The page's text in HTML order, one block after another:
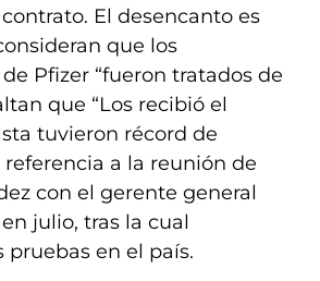
El desencanto es
que los
Pfizer “fueron tratados de
que “Los recibió el
tuvieron récord de
referencia a la reunión de
con el gerente general
julio, tras la cual
pruebas en el país.